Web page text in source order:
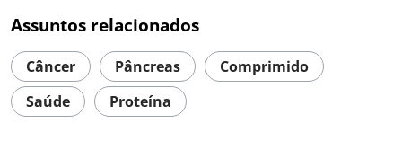
Assuntos relacionados
Câncer Pâncreas
Comprimido
Saúde
Proteína